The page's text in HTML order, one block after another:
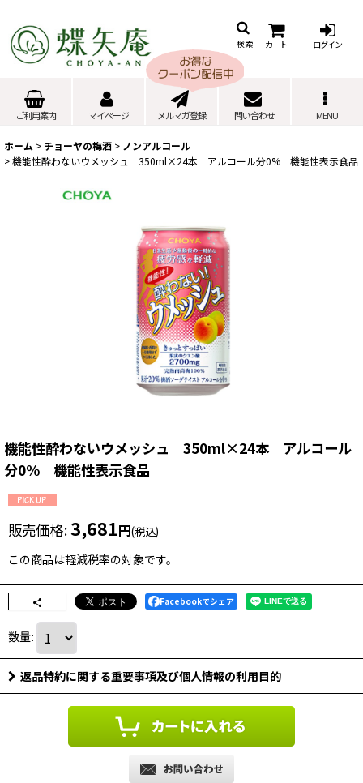
検索 カート ログイン
ご利用案内 マイページ メルマガ登録 問い合わせ MENU
ホーム > チョーヤの梅酒 > ノンアルコール
>機能性酔わないウメッシュ 350ml×24本 アルコール分0% 機能性表示食品
機能性酔わないウメッシュ 350ml×24本 アルコール
分0% 機能性表示食品
販売価格:3,681円(税込)
この商品は軽減税率の対象です。
Facebookでシェア
数量:
返品特約に関する重要事項及び個人情報の利用目的